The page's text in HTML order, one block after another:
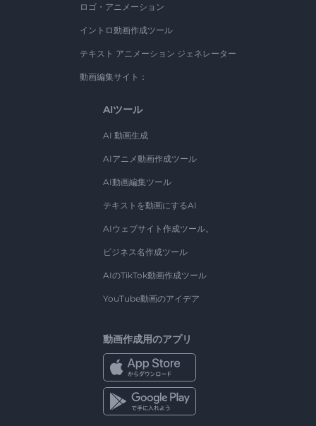
ロゴ・アニメーション
イントロ動画作成ツール
テキスト アニメーション ジェネレーター
動画編集サイト：
AIツール
AI 動画生成
AIアニメ動画作成ツール
AI動画編集ツール
テキストを動画にするAI
AIウェブサイト作成ツール。
ビジネス名作成ツール
AIのTikTok動画作成ツール
YouTube動画のアイデア
動画作成用のアプリ